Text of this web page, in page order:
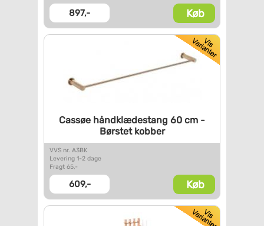
897,- Køb
Cassøe håndklædestang 60 cm -
Børstet kobber
VVS nr. A3BK
Levering 1-2 dage
Fragt 65,-
609,- Køb